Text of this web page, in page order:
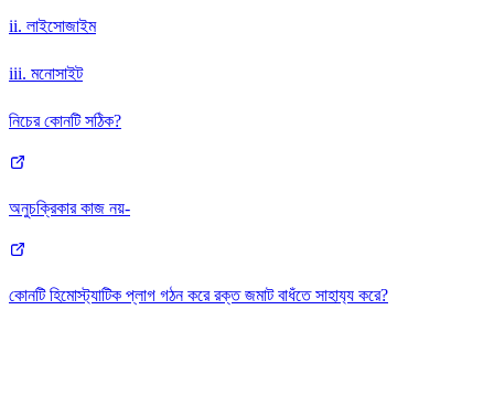
ii. লাইসোজাইম
iii. মনোসাইট
নিচের কোনটি সঠিক?
অনুচক্রিকার কাজ নয়-
কোনটি হিমোস্ট্যাটিক প্লাগ গঠন করে রক্ত জমাট বাধঁতে সাহায‍্য করে?